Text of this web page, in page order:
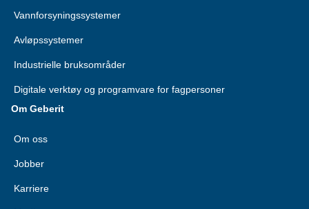
Vannforsyningssystemer
Avløpssystemer
Industrielle bruksområder
Digitale verktøy og programvare for fagpersoner
Om Geberit
Om oss
Jobber
Karriere